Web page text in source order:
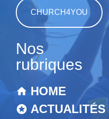
CHURCH4YOU
Nos
rubriques
HOME
ACTUALITÉS